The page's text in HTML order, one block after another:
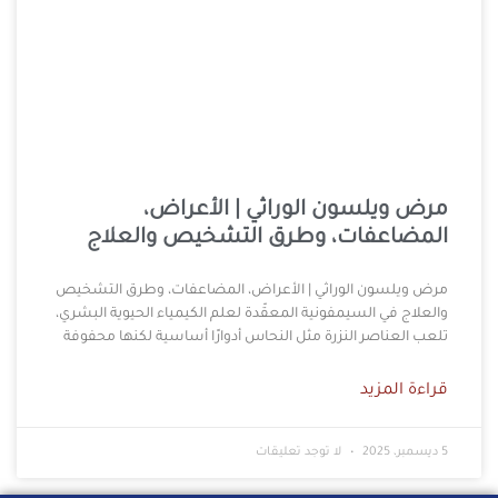
مرض ويلسون الوراثي | الأعراض،
المضاعفات، وطرق التشخيص والعلاج
مرض ويلسون الوراثي | الأعراض، المضاعفات، وطرق التشخيص
والعلاج في السيمفونية المعقّدة لعلم الكيمياء الحيوية البشري،
تلعب العناصر النزرة مثل النحاس أدوارًا أساسية لكنها محفوفة
قراءة المزيد
5 ديسمبر، 2025 لا توجد تعليقات